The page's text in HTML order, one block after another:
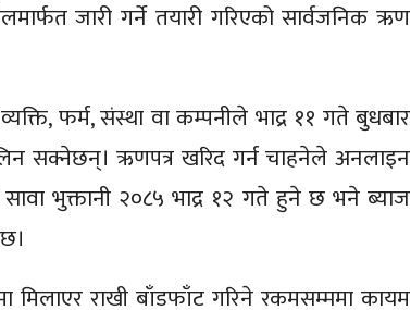
जारी गर्ने तयारी गरिएको सार्वजनिक ऋण
फर्म, संस्था वा कम्पनीले भाद्र ११ गते बुधबार
सक्नेछन्। ऋणपत्र खरिद गर्न चाहनेले अनलाइन
भुक्तानी २०८५ भाद्र १२ गते हुने छ भने ब्याज
मिलाएर राखी बाँडफाँट गरिने रकमसम्ममा कायम